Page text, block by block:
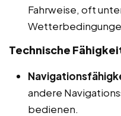
Fahrweise, oft
Technische
andere
bedienen.